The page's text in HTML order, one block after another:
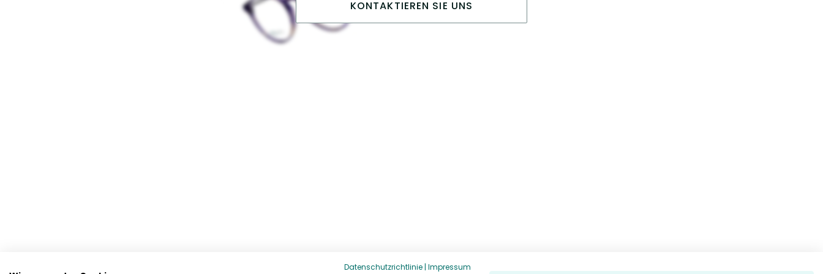
KONTAKTIEREN SIE UNS
Datenschutzrichtlinie | Impressum